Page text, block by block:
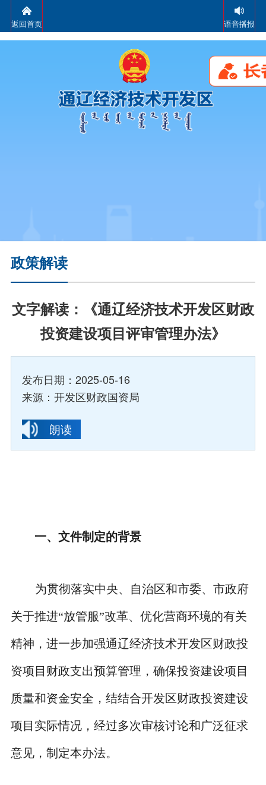
返回首页 语音播报
政策解读
文字解读：《通辽经济技术开发区财政
投资建设项目评审管理办法》
发布日期：2025-05-16
来源：开发区财政国资局
朗读
一、 文件制定的背景
为贯彻落实中央、自治区和市委、市政府
关于推进“放管服”改革、优化营商环境的有关
精神，进一步加强通辽经济技术开发区财政投
资项目财政支出预算管理，确保投资建设项目
质量和资金安全，结结合开发区财政投资建设
项目实际情况，经过多次审核讨论和广泛征求
意见，制定本办法。